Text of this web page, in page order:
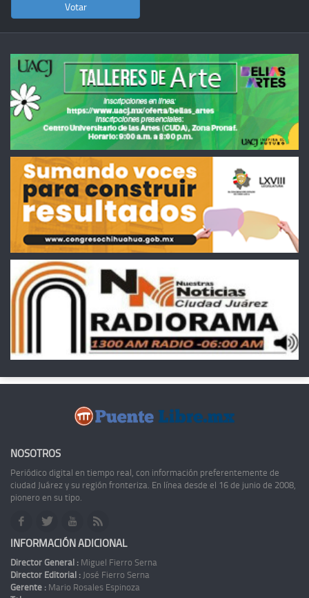
NOSOTROS
Periódico digital en tiempo real, con información preferentemente de
ciudad Juárez y su región fronteriza. En línea desde el 16 de junio de 2008,
pionero en su tipo.
INFORMACIÓN ADICIONAL
Director General : Miguel Fierro Serna
Director Editorial : José Fierro Serna
Gerente : Mario Rosales Espinoza